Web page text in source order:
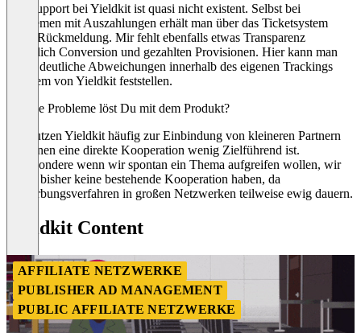
Der Support bei Yieldkit ist quasi nicht existent. Selbst bei
Problemen mit Auszahlungen erhält man über das Ticketsystem
keine Rückmeldung. Mir fehlt ebenfalls etwas Transparenz
bezüglich Conversion und gezahlten Provisionen. Hier kann man
schon deutliche Abweichungen innerhalb des eigenen Trackings
und dem von Yieldkit feststellen.
Welche Probleme löst Du mit dem Produkt?
Wir nutzen Yieldkit häufig zur Einbindung von kleineren Partnern
bei denen eine direkte Kooperation wenig Zielführend ist.
Insbesondere wenn wir spontan ein Thema aufgreifen wollen, wir
haben bisher keine bestehende Kooperation haben, da
Bewerbungsverfahren in großen Netzwerken teilweise ewig dauern.
Yieldkit Content
AFFILIATE NETZWERKE
PUBLISHER AD MANAGEMENT
PUBLIC AFFILIATE NETZWERKE